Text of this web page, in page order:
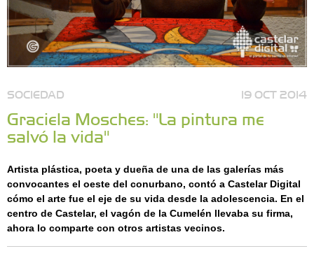
SOCIEDAD 19 OCT 2014
Graciela Mosches: "La pintura me
salvó la vida"
Artista plástica, poeta y dueña de una de las galerías más
convocantes el oeste del conurbano, contó a Castelar Digital
cómo el arte fue el eje de su vida desde la adolescencia. En el
centro de Castelar, el vagón de la Cumelén llevaba su firma,
ahora lo comparte con otros artistas vecinos.